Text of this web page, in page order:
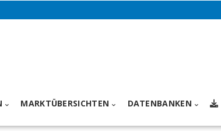
MARKTÜBERSICHTEN DATENBANKEN